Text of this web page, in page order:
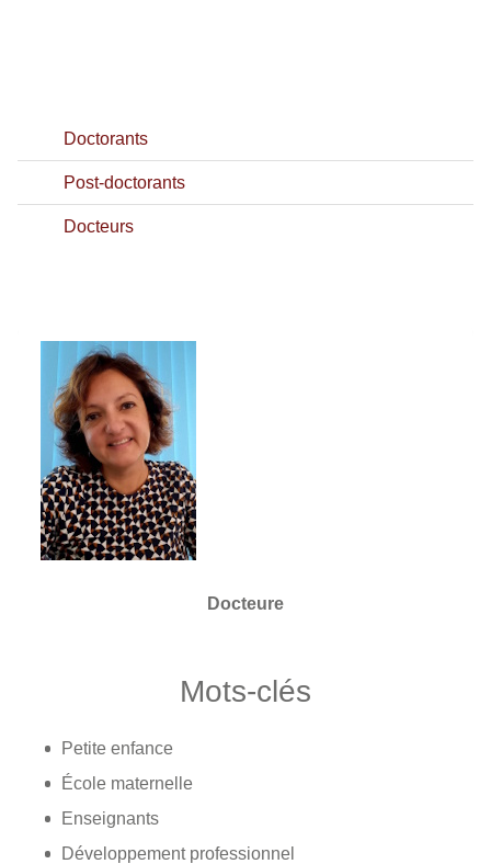
Doctorants
Post-doctorants
Docteurs
Docteure
Mots-clés
Petite enfance
École maternelle
Enseignants
Développement professionnel